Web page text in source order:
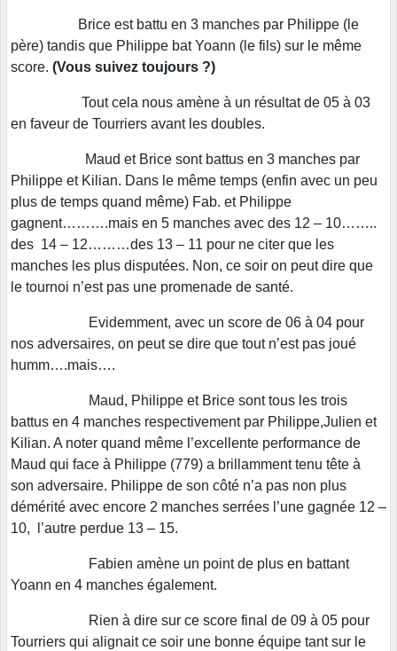
Brice est battu en 3 manches par Philippe (le
père) tandis que Philippe bat Yoann (le fils) sur le même
score. (Vous suivez toujours ?)
Tout cela nous amène à un résultat de 05 à 03
en faveur de Tourriers avant les doubles.
Maud et Brice sont battus en 3 manches par
Philippe et Kilian. Dans le même temps (enfin avec un peu
plus de temps quand même) Fab. et Philippe
gagnent……….mais en 5 manches avec des 12 – 10……..
des 14 – 12………des 13 – 11 pour ne citer que les
manches les plus disputées. Non, ce soir on peut dire que
le tournoi n’est pas une promenade de santé.
Evidemment, avec un score de 06 à 04 pour
nos adversaires, on peut se dire que tout n’est pas joué
humm….mais….
Maud, Philippe et Brice sont tous les trois
battus en 4 manches respectivement par Philippe,Julien et
Kilian. A noter quand même l’excellente performance de
Maud qui face à Philippe (779) a brillamment tenu tête à
son adversaire. Philippe de son côté n’a pas non plus
démérité avec encore 2 manches serrées l’une gagnée 12 –
10, l’autre perdue 13 – 15.
Fabien amène un point de plus en battant
Yoann en 4 manches également.
Rien à dire sur ce score final de 09 à 05 pour
Tourriers qui alignait ce soir une bonne équipe tant sur le